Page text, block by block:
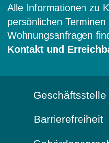
Alle Informationen zu
persönlichen Terminen
Wohnungsanfragen
Kontakt und
Geschäftsstelle
Barrierefreiheit